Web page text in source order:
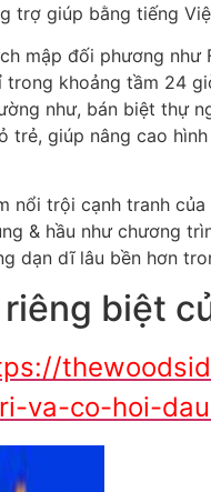
trợ giúp bằng tiếng
mập đối phương
khoảng tầm 24
như, bán biệt thự
trẻ, giúp nâng cao
nổi trội cạnh tranh
& hầu như chương
dạn dĩ lâu bền hơn
biệt
va-co-hoi-